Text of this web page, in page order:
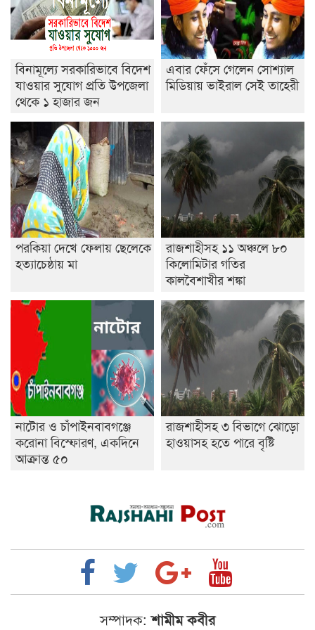
শেষ সময়ে ভোট কারচুরি অভিযোগ আবিদের
বিনামূল্যে সরকারিভাবে বিদেশ
যাওয়ার সুযোগ প্রতি উপজেলা
থেকে ১ হাজার জন
এবার ফেঁসে গেলেন সোশ্যাল
মিডিয়ায় ভাইরাল সেই তাহেরী
পরকিয়া দেখে ফেলায় ছেলেকে
হত্যাচেষ্ঠায় মা
রাজশাহীসহ ১১ অঞ্চলে ৮০
কিলোমিটার গতির
কালবৈশাখীর শঙ্কা
নাটোর ও চাঁপাইনবাবগঞ্জে
করোনা বিস্ফোরণ, একদিনে
আক্রান্ত ৫০
রাজশাহীসহ ৩ বিভাগে ঝোড়ো
হাওয়াসহ হতে পারে বৃষ্টি
সম্পাদক: শামীম কবীর